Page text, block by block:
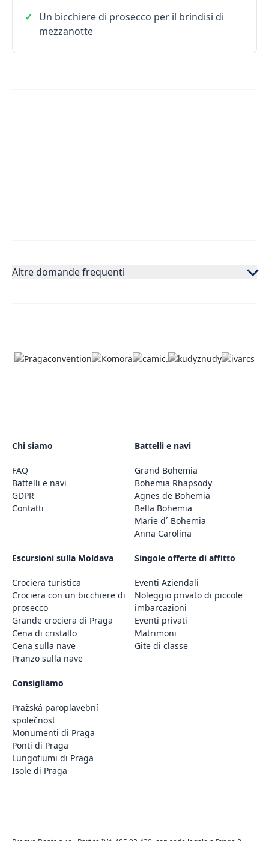
Un bicchiere di prosecco per il brindisi di
mezzanotte
Altre domande frequenti
Chi siamo
FAQ
Battelli e navi
GDPR
Contatti
Battelli e navi
Grand Bohemia
Bohemia Rhapsody
Agnes de Bohemia
Bella Bohemia
Marie d´ Bohemia
Anna Carolina
Escursioni sulla Moldava
Crociera turistica
Crociera con un bicchiere di
prosecco
Grande crociera di Praga
Cena di cristallo
Cena sulla nave
Pranzo sulla nave
Singole offerte di affitto
Eventi Aziendali
Noleggio privato di piccole
imbarcazioni
Eventi privati
Matrimoni
Gite di classe
Consigliamo
Pražská paroplavební
společnost
Monumenti di Praga
Ponti di Praga
Lungofiumi di Praga
Isole di Praga